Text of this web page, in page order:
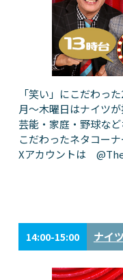
「笑い」にこだわっ
月～木曜日はナイツ
芸能・家庭・野球な
こだわったネタコー
Xアカウントは
14:00-15:00 ナイ